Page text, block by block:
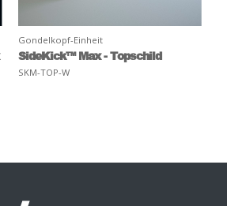
Gondelkopf-Einheit
SideKick™ Max - Topschild
SKM-TOP-W